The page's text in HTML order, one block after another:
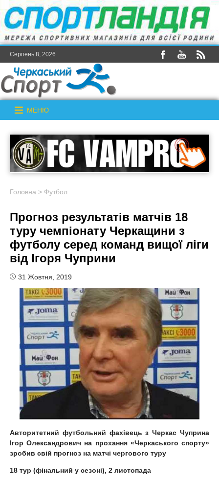
Серпень 8, 2026
МЕНЮ
Головна > Футбол
Прогноз результатів матчів 18
туру чемпіонату Черкащини з
футболу серед команд вищої ліги
від Ігоря Чуприни
31 Жовтня, 2019
Авторитетний футбольний фахівець з Черкас Чуприна
Ігор Олександрович на прохання «Черкаського спорту»
зробив свій прогноз на матчі чергового туру
18 тур (фінальний у сезоні), 2 листопада